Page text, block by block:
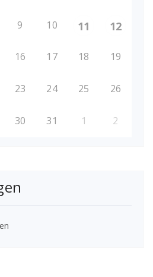
9 10 11 12
16 17 18 19
23 24 25 26
30 31 1 2